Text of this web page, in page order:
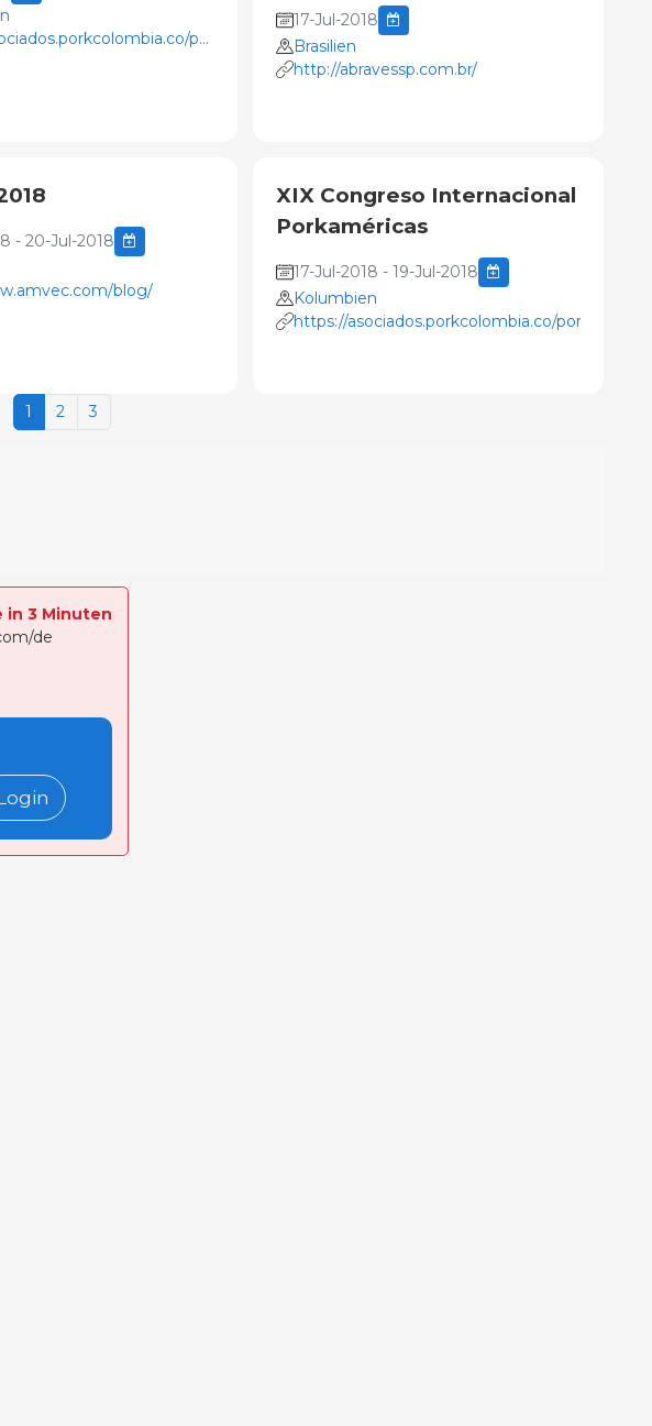
porcicultores/index.php?
17-Jul-2018
Brasilien
http://abravessp.com.br/
index.php
- 20-Jul-2018
blog/
XIX Congreso Internacional
Porkaméricas
17-Jul-2018 - 19-Jul-2018
Kolumbien
https://asociados.porkcolombia.co/
1 2 3
in 3 Minuten
de